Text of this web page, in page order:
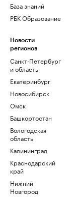
База знаний
РБК Образование
Новости
регионов
Санкт-Петербург
и область
Екатеринбург
Новосибирск
Омск
Башкортостан
Вологодская
область
Калининград
Краснодарский
край
Нижний
Новгород